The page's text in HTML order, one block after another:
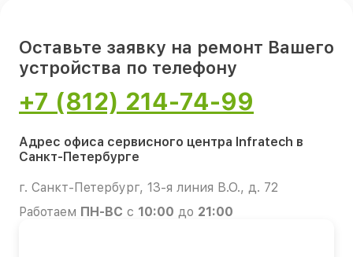
Оставьте заявку на ремонт Вашего
устройства по телефону
+7 (812) 214-74-99
Адрес офиса сервисного центра Infratech в
Санкт-Петербурге
г. Санкт-Петербург, 13-я линия В.О., д. 72
Работаем ПН-ВС с 10:00 до 21:00